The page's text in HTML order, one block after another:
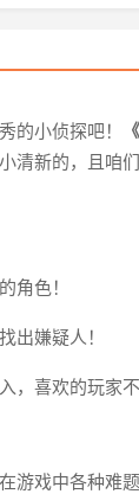
的小侦探吧！
清新的，且咱
角色！
出嫌疑人！
，喜欢的玩家不
游戏中各种难题